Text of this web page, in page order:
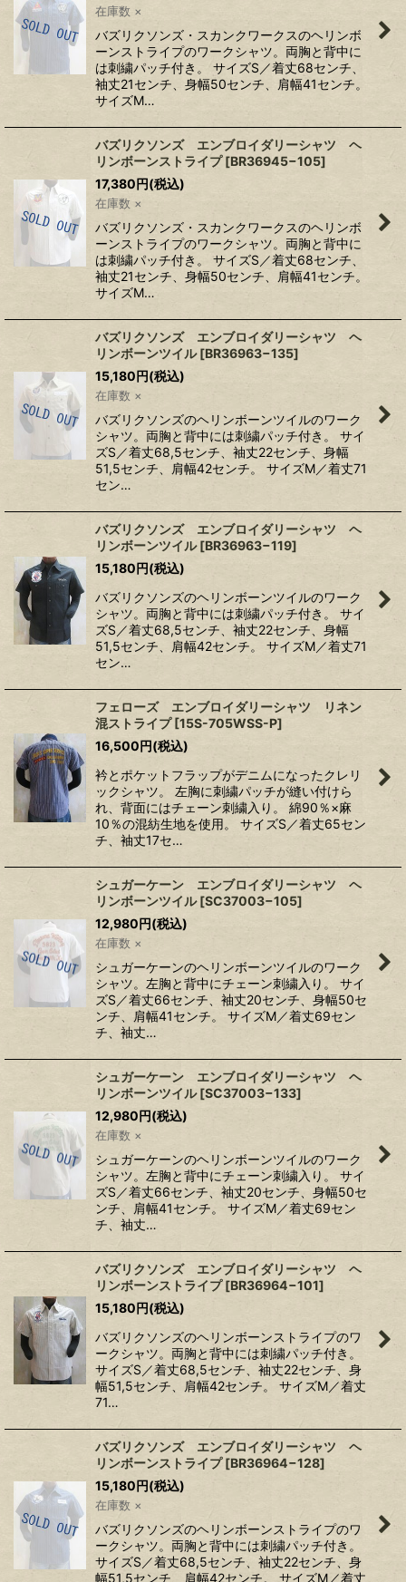
在庫数 ×
バズリクソンズ・スカンクワークスのヘリンボ
ーンストライプのワークシャツ。両胸と背中に
は刺繍パッチ付き。 サイズS／着丈68センチ、
袖丈21センチ、身幅50センチ、肩幅41センチ。
サイズM…
バズリクソンズ エンブロイダリーシャツ ヘ
リンボーンストライプ [BR36945−105]
17,380円(税込)
在庫数 ×
バズリクソンズ・スカンクワークスのヘリンボ
ーンストライプのワークシャツ。両胸と背中に
は刺繍パッチ付き。 サイズS／着丈68センチ、
袖丈21センチ、身幅50センチ、肩幅41センチ。
サイズM…
バズリクソンズ エンブロイダリーシャツ ヘ
リンボーンツイル [BR36963−135]
15,180円(税込)
在庫数 ×
バズリクソンズのヘリンボーンツイルのワーク
シャツ。両胸と背中には刺繍パッチ付き。 サイ
ズS／着丈68,5センチ、袖丈22センチ、身幅
51,5センチ、肩幅42センチ。 サイズM／着丈71
セン…
バズリクソンズ エンブロイダリーシャツ ヘ
リンボーンツイル [BR36963−119]
15,180円(税込)
バズリクソンズのヘリンボーンツイルのワーク
シャツ。両胸と背中には刺繍パッチ付き。 サイ
ズS／着丈68,5センチ、袖丈22センチ、身幅
51,5センチ、肩幅42センチ。 サイズM／着丈71
セン…
フェローズ エンブロイダリーシャツ リネン
混ストライプ [15S-705WSS-P]
16,500円(税込)
衿とポケットフラップがデニムになったクレリ
ックシャツ。 左胸に刺繍パッチが縫い付けら
れ、背面にはチェーン刺繍入り。 綿90％×麻
10％の混紡生地を使用。 サイズS／着丈65セン
チ、袖丈17セ…
シュガーケーン エンブロイダリーシャツ ヘ
リンボーンツイル [SC37003−105]
12,980円(税込)
在庫数 ×
シュガーケーンのヘリンボーンツイルのワーク
シャツ。左胸と背中にチェーン刺繍入り。 サイ
ズS／着丈66センチ、袖丈20センチ、身幅50セ
ンチ、肩幅41センチ。 サイズM／着丈69セン
チ、袖丈…
シュガーケーン エンブロイダリーシャツ ヘ
リンボーンツイル [SC37003−133]
12,980円(税込)
在庫数 ×
シュガーケーンのヘリンボーンツイルのワーク
シャツ。左胸と背中にチェーン刺繍入り。 サイ
ズS／着丈66センチ、袖丈20センチ、身幅50セ
ンチ、肩幅41センチ。 サイズM／着丈69セン
チ、袖丈…
バズリクソンズ エンブロイダリーシャツ ヘ
リンボーンストライプ [BR36964−101]
15,180円(税込)
バズリクソンズのヘリンボーンストライプのワ
ークシャツ。両胸と背中には刺繍パッチ付き。
サイズS／着丈68,5センチ、袖丈22センチ、身
幅51,5センチ、肩幅42センチ。 サイズM／着丈
71…
バズリクソンズ エンブロイダリーシャツ ヘ
リンボーンストライプ [BR36964−128]
15,180円(税込)
在庫数 ×
バズリクソンズのヘリンボーンストライプのワ
ークシャツ。両胸と背中には刺繍パッチ付き。
サイズS／着丈68,5センチ、袖丈22センチ、身
幅51,5センチ、肩幅42センチ。 サイズM／着丈